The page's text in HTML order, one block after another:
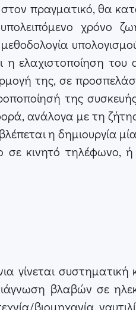
πραγματικό, θα
χρόνο
η ελαχιστοποίηση
της, σε
της
ανάλογα με τη
η δημιουργία
σε κινητό τηλέφωνο,
γίνεται
βλαβών σε
βιομηχανία,